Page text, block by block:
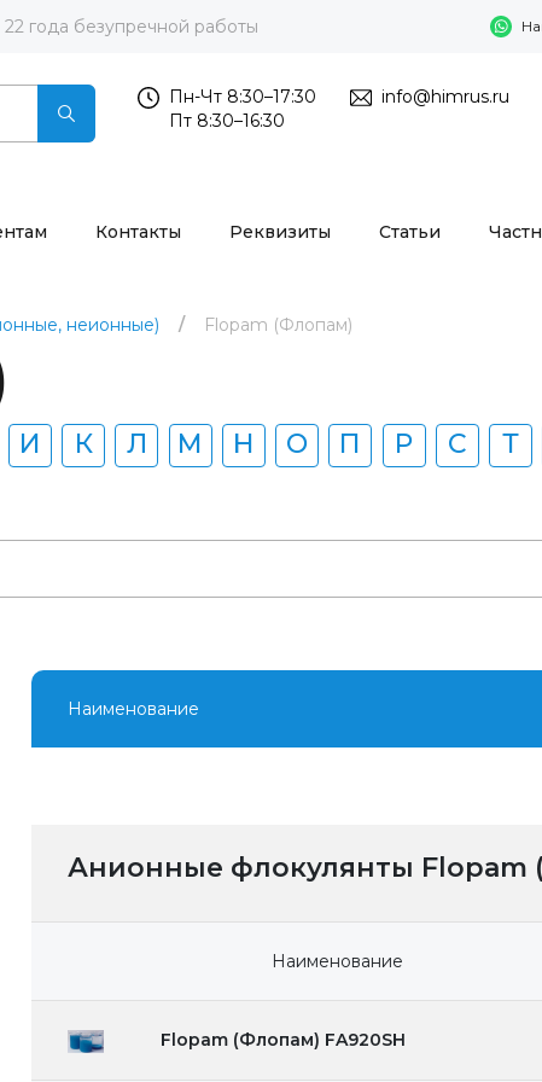
22 года безупречной работы
Пн-Чт 8:30–17:30
Пт 8:30–16:30
info@himrus.ru
Контакты Реквизиты Статьи
неионные) Flopam (Флопам)
И К Л М Н О П Р С Т
Наименование
Анионные флокулянты Flopam
Наименование
Flopam (Флопам) FA920SH